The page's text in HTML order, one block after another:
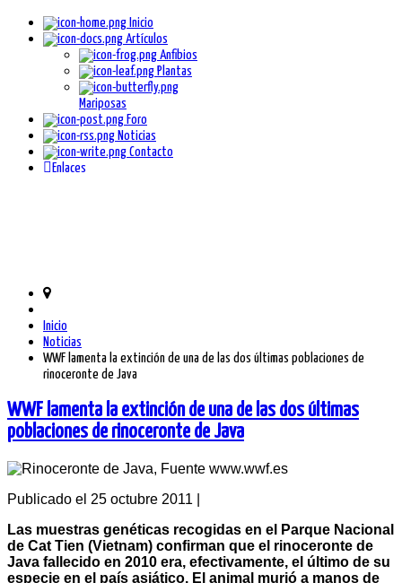
Inicio
Artículos
Anfibios
Plantas
Mariposas
Foro
Noticias
Contacto
Enlaces
Inicio
Noticias
WWF lamenta la extinción de una de las dos últimas poblaciones de
rinoceronte de Java
WWF lamenta la extinción de una de las dos últimas
poblaciones de rinoceronte de Java
Publicado el 25 octubre 2011
Las muestras genéticas recogidas en el Parque Nacional
de Cat Tien (Vietnam) confirman que el rinoceronte de
Java fallecido en 2010 era, efectivamente, el último de su
especie en el país asiático. El animal murió a manos de